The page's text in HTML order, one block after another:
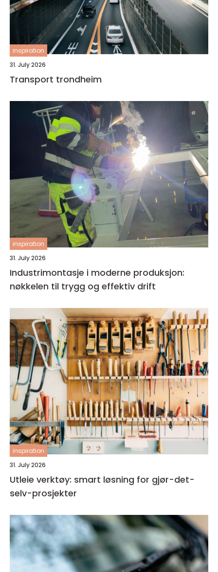
inspiration
31. July 2026
Transport trondheim
inspiration
31. July 2026
Industrimontasje i moderne produksjon:
nøkkelen til trygg og effektiv drift
inspiration
31. July 2026
Utleie verktøy: smart løsning for gjør-det-
selv-prosjekter